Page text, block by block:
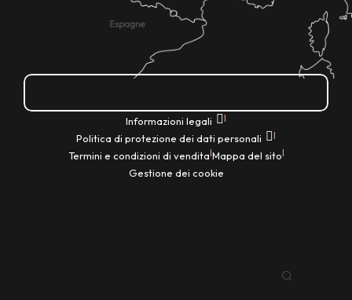
Informazioni legali |
Politica di protezione dei dati personali |
Termini e condizioni di vendita|Mappa del sito|
Gestione dei cookie